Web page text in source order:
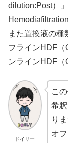
dilution:Post）
また置換液の
フラインHDF
ンラインHDF（
ドイリー
こ
希
りま
オ